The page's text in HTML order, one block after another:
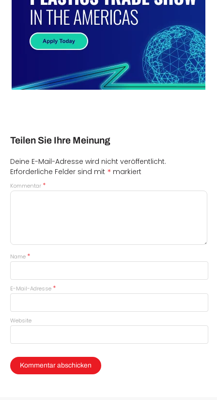
Teilen Sie Ihre Meinung
Deine E-Mail-Adresse wird nicht veröffentlicht.
Erforderliche Felder sind mit * markiert
Kommentar *
Name *
E-Mail-Adresse *
Website